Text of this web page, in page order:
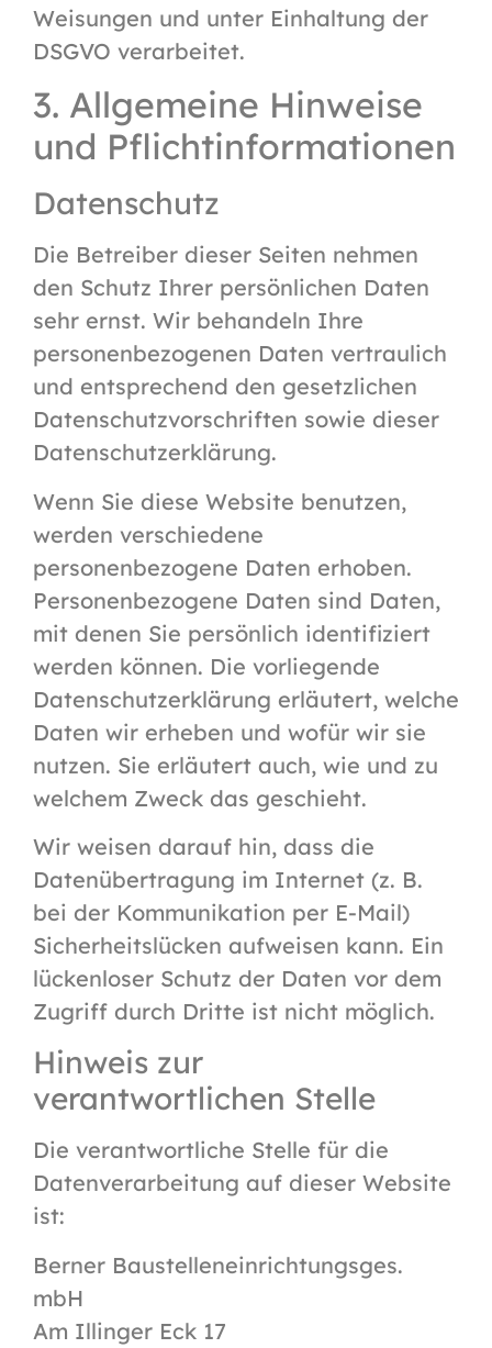
Weisungen und unter Einhaltung der
DSGVO verarbeitet.
3. Allgemeine Hinweise
und Pflicht­informationen
Datenschutz
Die Betreiber dieser Seiten nehmen
den Schutz Ihrer persönlichen Daten
sehr ernst. Wir behandeln Ihre
personenbezogenen Daten vertraulich
und entsprechend den gesetzlichen
Datenschutzvorschriften sowie dieser
Datenschutzerklärung.
Wenn Sie diese Website benutzen,
werden verschiedene
personenbezogene Daten erhoben.
Personenbezogene Daten sind Daten,
mit denen Sie persönlich identifiziert
werden können. Die vorliegende
Datenschutzerklärung erläutert, welche
Daten wir erheben und wofür wir sie
nutzen. Sie erläutert auch, wie und zu
welchem Zweck das geschieht.
Wir weisen darauf hin, dass die
Datenübertragung im Internet (z. B.
bei der Kommunikation per E-Mail)
Sicherheitslücken aufweisen kann. Ein
lückenloser Schutz der Daten vor dem
Zugriff durch Dritte ist nicht möglich.
Hinweis zur
verantwortlichen Stelle
Die verantwortliche Stelle für die
Datenverarbeitung auf dieser Website
ist:
Berner Baustelleneinrichtungsges.
mbH
Am Illinger Eck 17